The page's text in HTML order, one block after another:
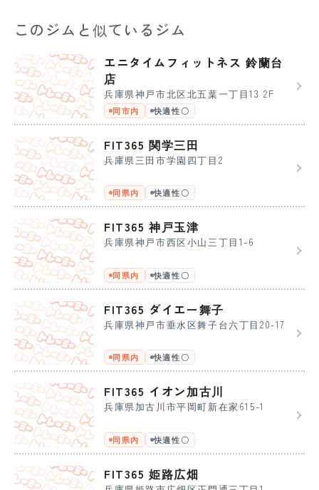
このジムと似ているジム
エニタイムフィットネス 鈴蘭台
店
兵庫県神戸市北区北五葉一丁目13 2F
同市内 快適性〇
FIT365 関学三田
兵庫県三田市学園四丁目2
同県内 快適性〇
FIT365 神戸玉津
兵庫県神戸市西区小山三丁目1-6
同県内 快適性〇
FIT365 ダイエー舞子
兵庫県神戸市垂水区舞子台六丁目20-17
同県内 快適性〇
FIT365 イオン加古川
兵庫県加古川市平岡町新在家615-1
同県内 快適性〇
FIT365 姫路広畑